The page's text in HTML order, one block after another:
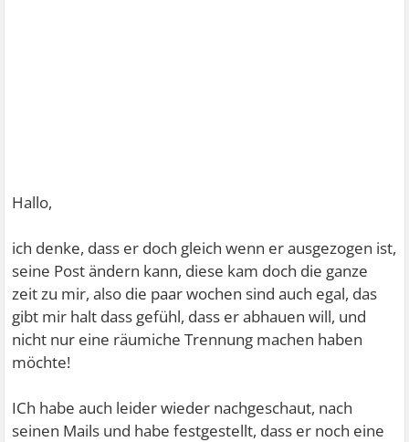
Hallo,
ich denke, dass er doch gleich wenn er ausgezogen ist,
seine Post ändern kann, diese kam doch die ganze
zeit zu mir, also die paar wochen sind auch egal, das
gibt mir halt dass gefühl, dass er abhauen will, und
nicht nur eine räumiche Trennung machen haben
möchte!
ICh habe auch leider wieder nachgeschaut, nach
seinen Mails und habe festgestellt, dass er noch eine